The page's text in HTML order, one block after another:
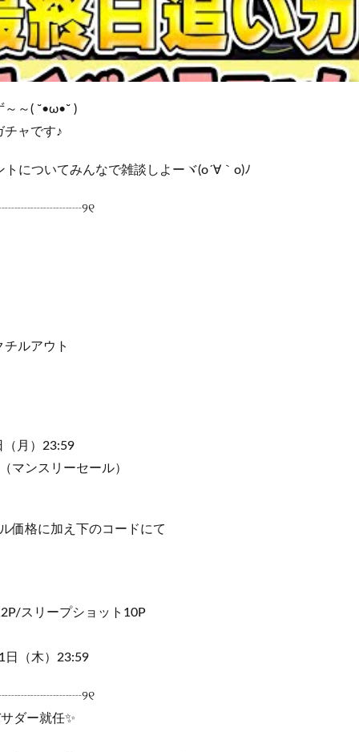
～( ˘•ω•˘ )
チャです♪
についてみんなで雑談しよーヾ(o´∀｀o)ﾉ
ルアウト
（月）23:59
マンスリーセール）
価格に加え下のコードにて
スリープショット10P
日（木）23:59
ダー就任✨